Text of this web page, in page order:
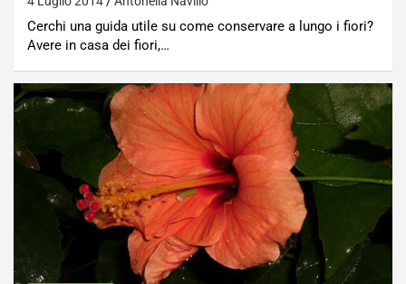
Cerchi una guida utile su come conservare a lungo i fiori?
Avere in casa dei fiori,…